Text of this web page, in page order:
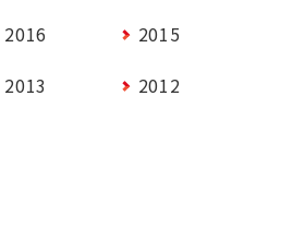
2016
2015
2013
2012